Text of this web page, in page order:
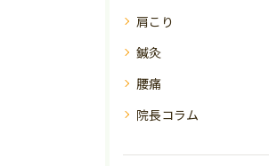
肩こり
鍼灸
腰痛
院長コラム